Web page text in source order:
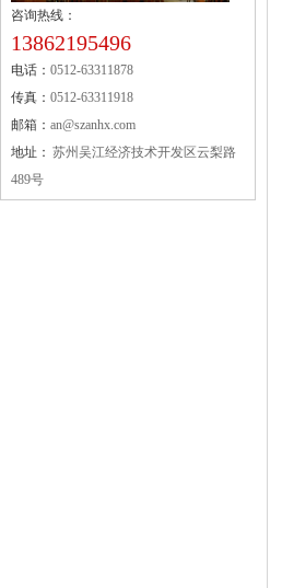
咨询热线：
13862195496
电话： 0512-63311878
传真： 0512-63311918
邮箱： an@szanhx.com
地址： 苏州吴江经济技术开发区云梨路
489号